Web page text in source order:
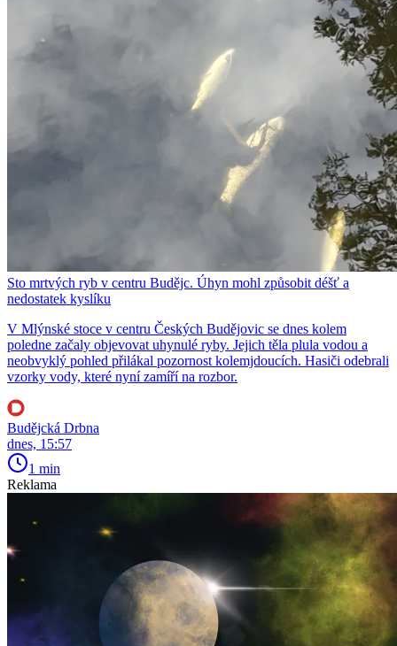
Sto mrtvých ryb v centru Budějc. Úhyn mohl způsobit déšť a
nedostatek kyslíku
V Mlýnské stoce v centru Českých Budějovic se dnes kolem
poledne začaly objevovat uhynulé ryby. Jejich těla plula vodou a
neobvyklý pohled přilákal pozornost kolemjdoucích. Hasiči odebrali
vzorky vody, které nyní zamíří na rozbor.
Budějcká Drbna
dnes, 15:57
1 min
Reklama